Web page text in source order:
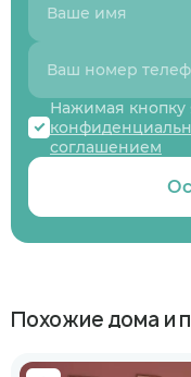
Нажимая кнопку
соглашением
Похожие дома и